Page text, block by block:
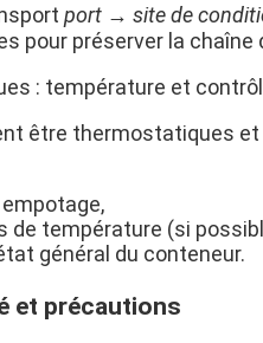
port → site de
pour préserver la chaîne
: température et
être thermostatiques
de température (si
général du conteneur.
et précautions